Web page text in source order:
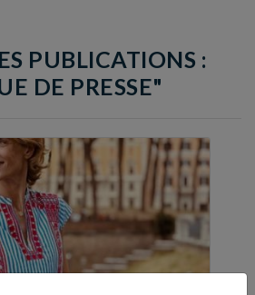
PUBLICATIONS :
DE PRESSE"